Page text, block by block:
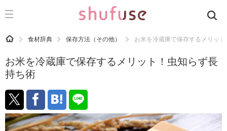
CATEGORY 記事カテゴリ
運気
洗濯
生活の知恵
お金
HOME 食材辞典 保存方法（その他） お米を冷蔵庫で保存するメリッ
お米を冷蔵庫で保存するメリット！虫知らず長
持ち術